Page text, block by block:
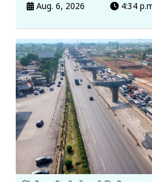
Aug. 6, 2026 4:34